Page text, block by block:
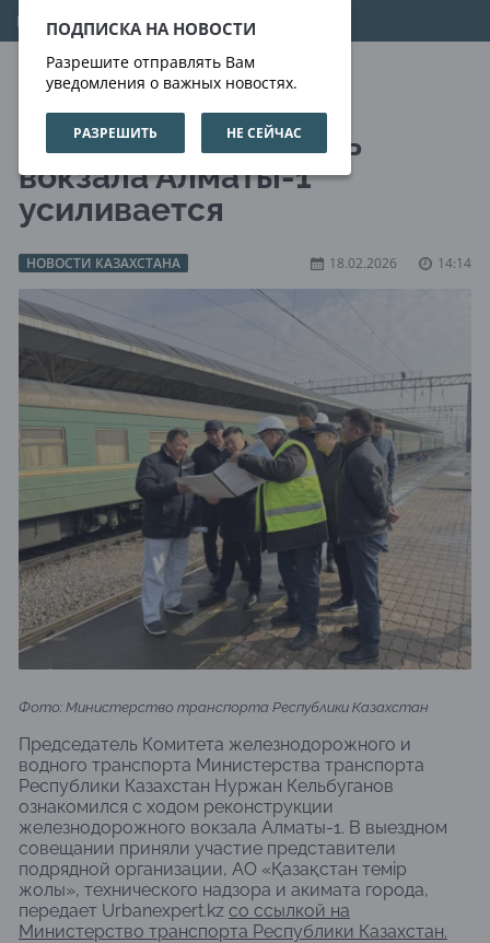
ПОДПИСКА НА НОВОСТИ
Разрешите отправлять Вам
уведомления о важных новостях.
РАЗРЕШИТЬ НЕ СЕЙЧАС
08.08.2026 10:54:59
Сейсмоустойчивость
вокзала Алматы-1
усиливается
НОВОСТИ КАЗАХСТАНА 18.02.2026 14:14
Фото: Министерство транспорта Республики Казахстан
Председатель Комитета железнодорожного и
водного транспорта Министерства транспорта
Республики Казахстан Нуржан Кельбуганов
ознакомился с ходом реконструкции
железнодорожного вокзала Алматы-1. В выездном
совещании приняли участие представители
подрядной организации, АО «Қазақстан темір
жолы», технического надзора и акимата города,
передает Urbanexpert.kz со ссылкой на
Министерство транспорта Республики Казахстан.